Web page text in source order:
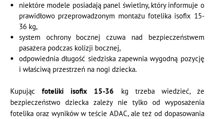
niektóre modele posiadają panel świetlny, który informuje o
prawidłowo przeprowadzonym montażu fotelika isofix 15-
36 kg,
system ochrony bocznej czuwa nad bezpieczeństwem
pasażera podczas kolizji bocznej,
odpowiednia długość siedziska zapewnia wygodną pozycję
i właściwą przestrzeń na nogi dziecka.
Kupującfoteliki isofix 15-36 kg trzeba wiedzieć, że
bezpieczeństwo dziecka zależy nie tylko od wyposażenia
fotelika oraz wyników w teście ADAC, ale też od dopasowania